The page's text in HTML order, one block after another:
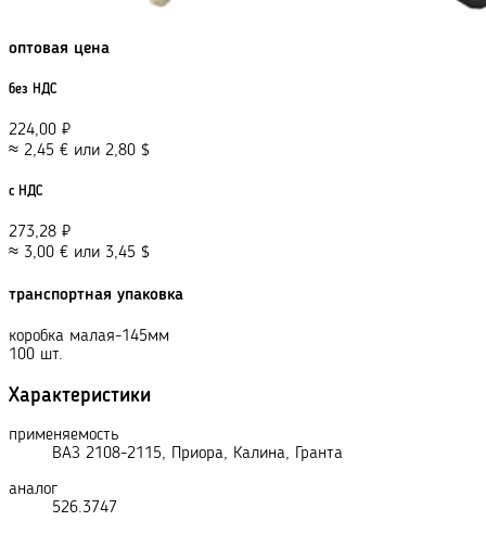
оптовая цена
без НДС
224,00 ₽
≈ 2,45 € или 2,80 $
с НДС
273,28 ₽
≈ 3,00 € или 3,45 $
транспортная упаковка
коробка малая-145мм
100 шт.
Характеристики
применяемость
ВАЗ 2108-2115, Приора, Калина, Гранта
аналог
526.3747